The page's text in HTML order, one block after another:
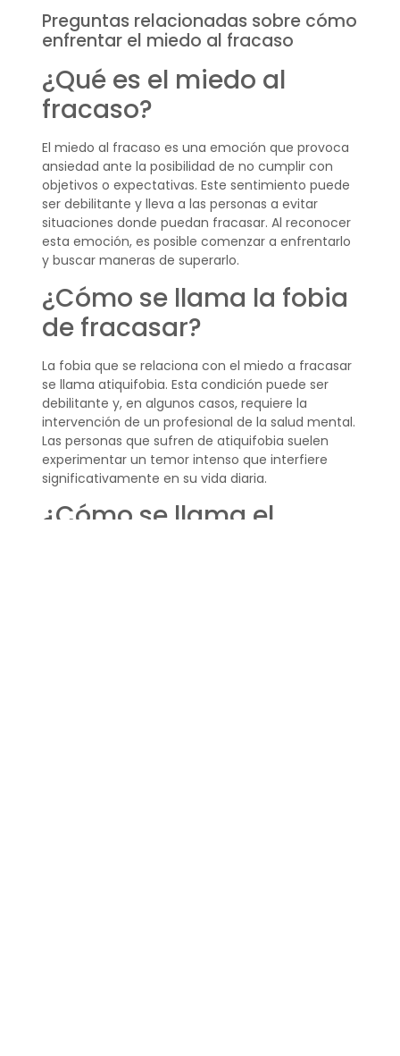
Preguntas relacionadas sobre cómo
enfrentar el miedo al fracaso
¿Qué es el miedo al
fracaso?
El miedo al fracaso es una emoción que provoca
ansiedad ante la posibilidad de no cumplir con
objetivos o expectativas. Este sentimiento puede
ser debilitante y lleva a las personas a evitar
situaciones donde puedan fracasar. Al reconocer
esta emoción, es posible comenzar a enfrentarlo
y buscar maneras de superarlo.
¿Cómo se llama la fobia
de fracasar?
La fobia que se relaciona con el miedo a fracasar
se llama atiquifobia. Esta condición puede ser
debilitante y, en algunos casos, requiere la
intervención de un profesional de la salud mental.
Las personas que sufren de atiquifobia suelen
experimentar un temor intenso que interfiere
significativamente en su vida diaria.
¿Cómo se llama el